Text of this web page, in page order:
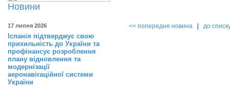
Новини
17 липня 2026
Іспанія підтверджує свою
прихильність до України та
профінансує розроблення
плану відновлення та
модернізації
аеронавігаційної системи
України
<< попередня новина до